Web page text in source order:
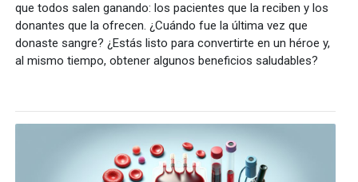
que todos salen ganando: los pacientes que la reciben y los
donantes que la ofrecen. ¿Cuándo fue la última vez que
donaste sangre? ¿Estás listo para convertirte en un héroe y,
al mismo tiempo, obtener algunos beneficios saludables?